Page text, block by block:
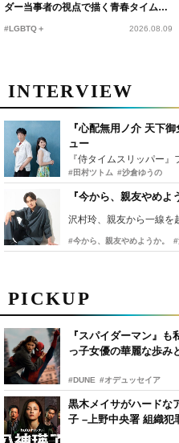
PICKUP
『スパイダーマン』
っ子女優の華麗な歩み
#DUNE #オデュッセイア
黒木メイサがハードな
子 –上野中央署 組織犯
ダー当事者の視点で描く青春タイムス
#LGBTQ＋ 2026.08.09
INTERVIEW
『心配無用ノ介 天下
ュー
#田村ツトム #沙倉ゆうの
『今から、親友やめ
沢村玲、親友から一線
#今から、親友やめようか。 #